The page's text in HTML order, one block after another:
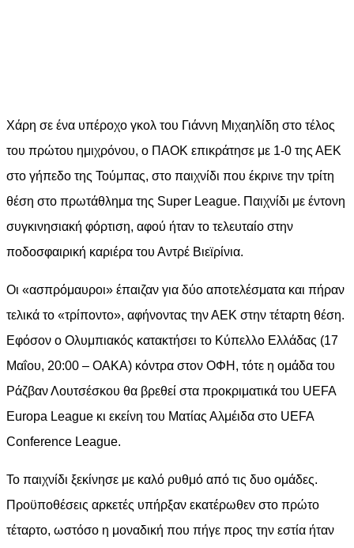
Χάρη σε ένα υπέροχο γκολ του Γιάννη Μιχαηλίδη στο τέλος
του πρώτου ημιχρόνου, ο ΠΑΟΚ επικράτησε με 1-0 της ΑΕΚ
στο γήπεδο της Τούμπας, στο παιχνίδι που έκρινε την τρίτη
θέση στο πρωτάθλημα της Super League. Παιχνίδι με έντονη
συγκινησιακή φόρτιση, αφού ήταν το τελευταίο στην
ποδοσφαιρική καριέρα του Αντρέ Βιεϊρίνια.
Οι «ασπρόμαυροι» έπαιζαν για δύο αποτελέσματα και πήραν
τελικά το «τρίποντο», αφήνοντας την ΑΕΚ στην τέταρτη θέση.
Εφόσον ο Ολυμπιακός κατακτήσει το Κύπελλο Ελλάδας (17
Μαΐου, 20:00 – ΟΑΚΑ) κόντρα στον ΟΦΗ, τότε η ομάδα του
Ράζβαν Λουτσέσκου θα βρεθεί στα προκριματικά του UEFA
Europa League κι εκείνη του Ματίας Αλμέιδα στο UEFA
Conference League.
Το παιχνίδι ξεκίνησε με καλό ρυθμό από τις δυο ομάδες.
Προϋποθέσεις αρκετές υπήρξαν εκατέρωθεν στο πρώτο
τέταρτο, ωστόσο η μοναδική που πήγε προς την εστία ήταν